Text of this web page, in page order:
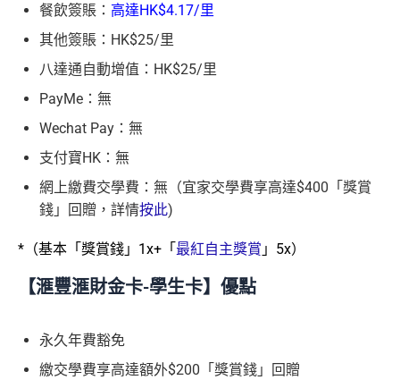
餐飲簽賬： 高達HK$4.17/里
其他簽賬：HK$25/里
八達通自動增值：HK$25/里
PayMe：無
Wechat Pay：無
支付寶HK：無
網上繳費交學費：無（宜家交學費享高達$400「獎賞
錢」回贈，詳情按此)
*（基本「獎賞錢」1x+「最紅自主獎賞 」5x）
【滙豐滙財金卡-學生卡】優點
永久年費豁免
繳交學費享高達額外$200「獎賞錢」回贈